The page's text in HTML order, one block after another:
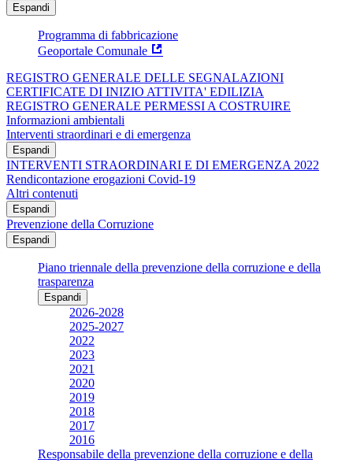
Espandi
Programma di fabbricazione
Geoportale Comunale
REGISTRO GENERALE DELLE SEGNALAZIONI
CERTIFICATE DI INIZIO ATTIVITA' EDILIZIA
REGISTRO GENERALE PERMESSI A COSTRUIRE
Informazioni ambientali
Interventi straordinari e di emergenza
Espandi
INTERVENTI STRAORDINARI E DI EMERGENZA 2022
Rendicontazione erogazioni Covid-19
Altri contenuti
Espandi
Prevenzione della Corruzione
Espandi
Piano triennale della prevenzione della corruzione e della
trasparenza
Espandi
2026-2028
2025-2027
2022
2023
2021
2020
2019
2018
2017
2016
Responsabile della prevenzione della corruzione e della